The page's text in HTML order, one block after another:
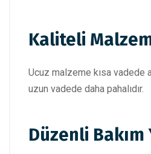
Kaliteli
Ucuz malzeme kısa vadede
uzun vadede daha pahalıdır.
Düzenli Bakım